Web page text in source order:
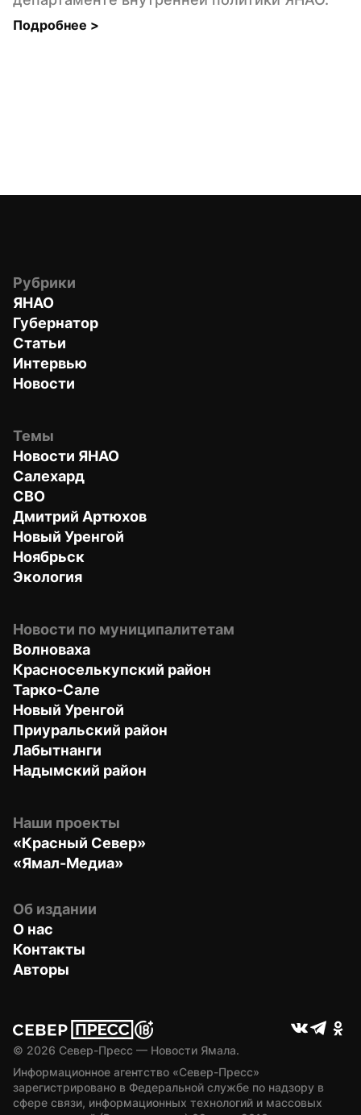
Подробнее >
Рубрики
ЯНАО
Губернатор
Статьи
Интервью
Новости
Темы
Новости ЯНАО
Салехард
СВО
Дмитрий Артюхов
Новый Уренгой
Ноябрьск
Экология
Новости по муниципалитетам
Волноваха
Красноселькупский район
Тарко-Сале
Новый Уренгой
Приуральский район
Лабытнанги
Надымский район
Наши проекты
«Красный Север»
«Ямал-Медиа»
Об издании
О нас
Контакты
Авторы
© 2026 Север-Пресс — Новости Ямала.
Информационное агентство «Север-Пресс»
зарегистрировано в Федеральной службе по надзору в
сфере связи, информационных технологий и массовых